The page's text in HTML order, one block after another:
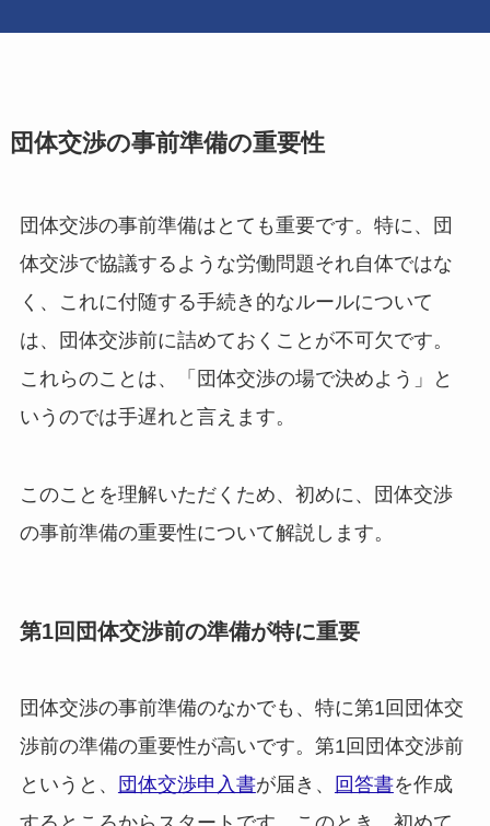
団体交渉の事前準備の重要性
団体交渉の事前準備はとても重要です。特に、団
体交渉で協議するような労働問題それ自体ではな
く、これに付随する手続き的なルールについて
は、団体交渉前に詰めておくことが不可欠です。
これらのことは、「団体交渉の場で決めよう」と
いうのでは手遅れと言えます。
このことを理解いただくため、初めに、団体交渉
の事前準備の重要性について解説します。
第1回団体交渉前の準備が特に重要
団体交渉の事前準備のなかでも、特に第1回団体交
渉前の準備の重要性が高いです。第1回団体交渉前
というと、
団体交渉申入書が届き、 回答書を作成